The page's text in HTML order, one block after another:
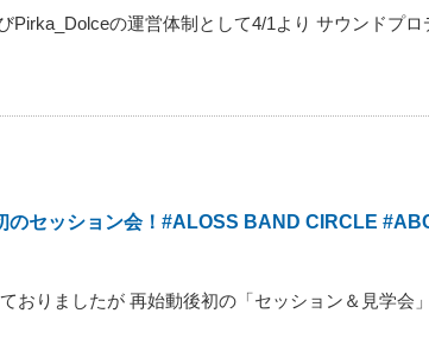
の運営体制として4/1より サウンドプロ
のセッション会！#ALOSS BAND CIRCLE
おりましたが 再始動後初の「セッション＆見学会